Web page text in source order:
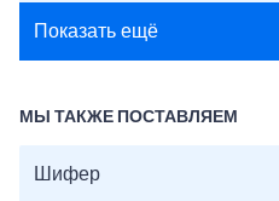
Показать ещё
МЫ ТАКЖЕ ПОСТАВЛЯЕМ
Шифер